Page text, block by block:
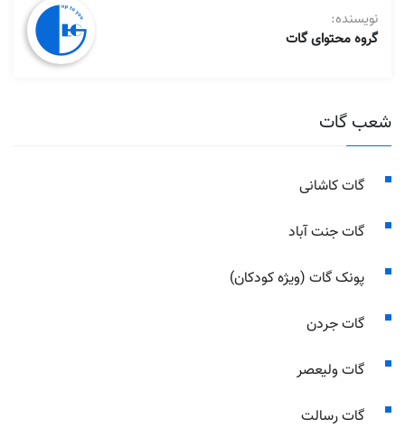
نویسنده:
گروه محتوای گات
شعب گات
گات کاشانی
گات جنت آباد
پونک گات (ویژه کودکان)
گات جردن
گات ولیعصر
گات رسالت